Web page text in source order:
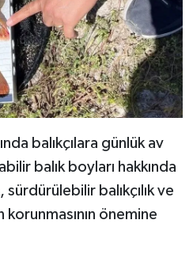
balıkçılara günlük av
balık boyları hakkında
balıkçılık ve
korunmasının önemine